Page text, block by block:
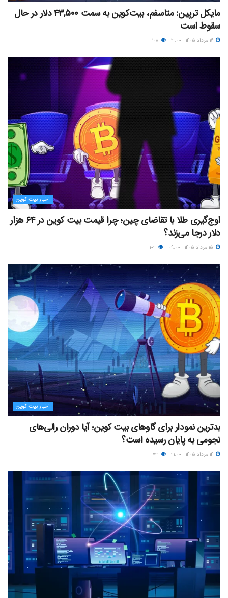
مایکل ترپین: متاسفم، بیت‌کوین به سمت ۴۳,۵۰۰ دلار در حال
سقوط است
اخبار بیت کوین
اوج‌گیری طلا با تقاضای چین؛ چرا قیمت بیت کوین در ۶۴ هزار
دلار درجا می‌زند؟
اخبار بیت کوین
بدترین نمودار برای گاوهای بیت کوین؛ آیا دوران رالی‌های
نجومی به پایان رسیده است؟